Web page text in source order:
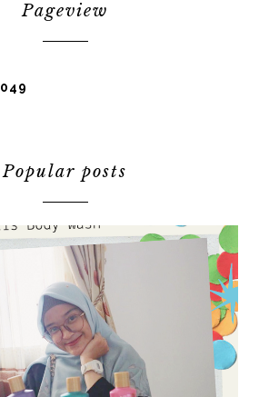
Pageview
049
Popular posts